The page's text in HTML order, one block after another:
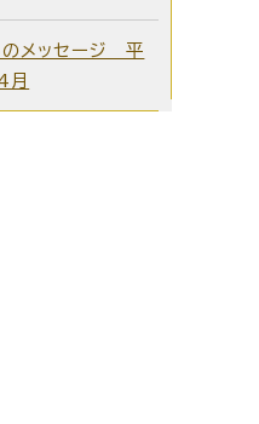
のメッセージ 平
月